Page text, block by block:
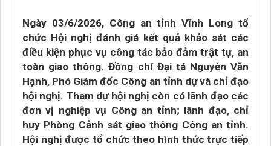
Ngày 03/6/2026, Công an tỉnh Vĩnh Long tổ
chức Hội nghị đánh giá kết quả khảo sát các
điều kiện phục vụ công tác bảo đảm trật tự, an
toàn giao thông. Đồng chí Đại tá Nguyễn Văn
Hạnh, Phó Giám đốc Công an tỉnh dự và chỉ đạo
hội nghị. Tham dự hội nghị còn có lãnh đạo các
đơn vị nghiệp vụ Công an tỉnh; lãnh đạo, chỉ
huy Phòng Cảnh sát giao thông Công an tỉnh.
Hội nghị được tổ chức theo hình thức trực tiếp